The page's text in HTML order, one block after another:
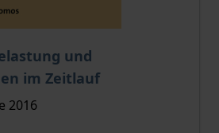
und
im Zeitlauf
richtet sich nach der
2016